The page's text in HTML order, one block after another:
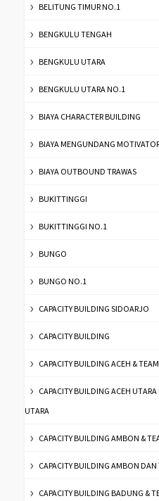
BELITUNG TIMUR NO.1
BENGKULU TENGAH
BENGKULU UTARA
BENGKULU UTARA NO.1
BIAYA CHARACTER BUILDING
BIAYA MENGUNDANG
BIAYA OUTBOUND TRAWAS
BUKITTINGGI
BUKITTINGGI NO.1
BUNGO
BUNGO NO.1
CAPACITY BUILDING SIDOARJO
CAPACITY BUILDING
CAPACITY BUILDING ACEH &
CAPACITY BUILDING ACEH
UTARA
CAPACITY BUILDING AMBON &
CAPACITY BUILDING AMBON
CAPACITY BUILDING BADUNG &